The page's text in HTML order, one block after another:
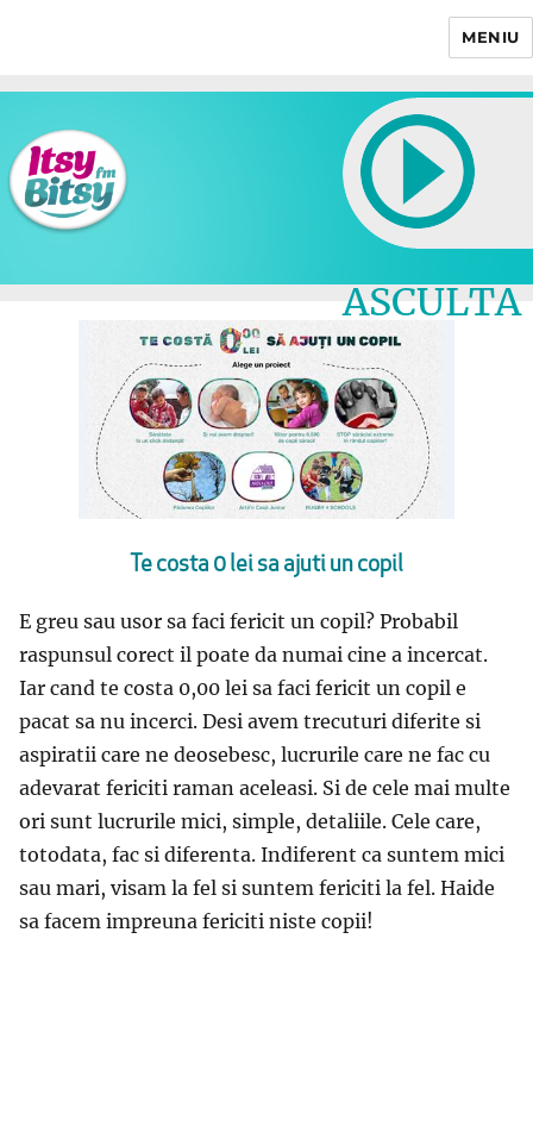
MENIU
ASCULTA
LIVE
Te costa 0 lei sa ajuti un copil
E greu sau usor sa faci fericit un copil? Probabil
raspunsul corect il poate da numai cine a incercat.
Iar cand te costa 0,00 lei sa faci fericit un copil e
pacat sa nu incerci. Desi avem trecuturi diferite si
aspiratii care ne deosebesc, lucrurile care ne fac cu
adevarat fericiti raman aceleasi. Si de cele mai multe
ori sunt lucrurile mici, simple, detaliile. Cele care,
totodata, fac si diferenta. Indiferent ca suntem mici
sau mari, visam la fel si suntem fericiti la fel. Haide
sa facem impreuna fericiti niste copii!